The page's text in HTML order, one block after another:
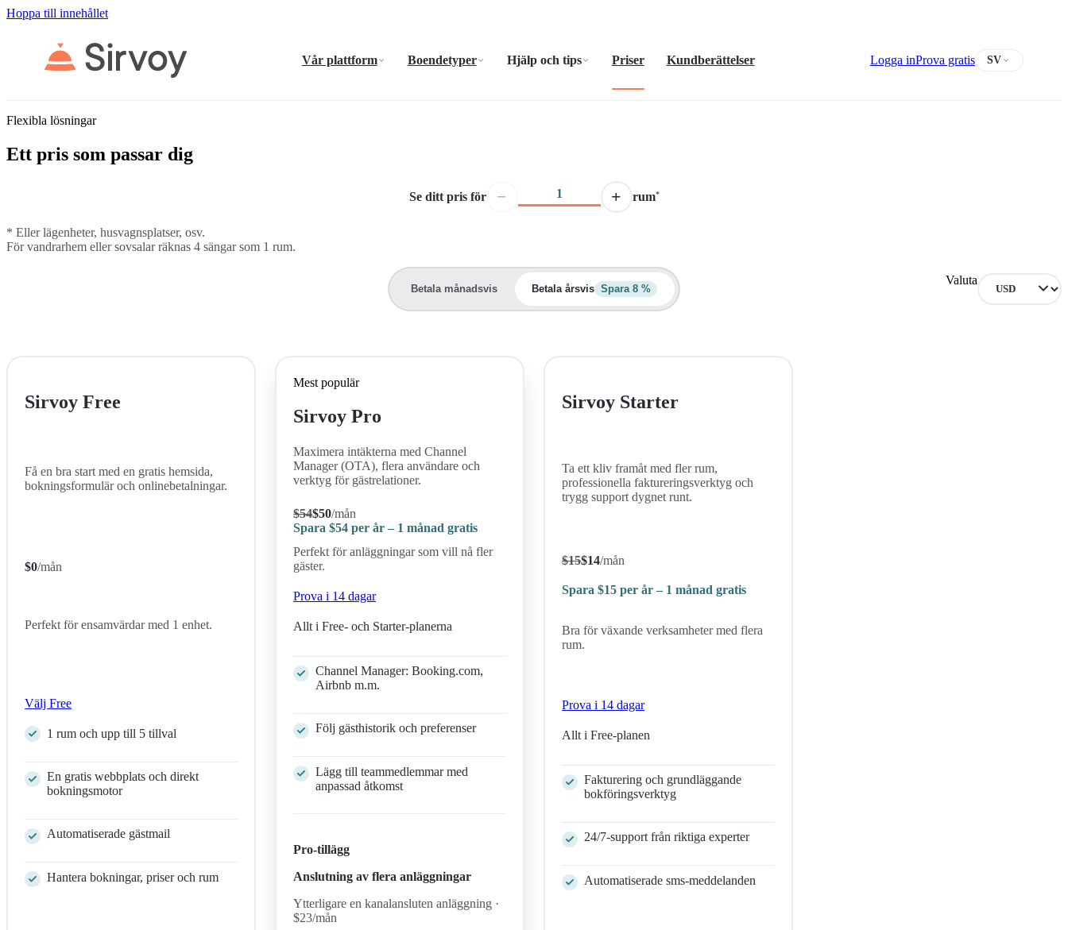
Hoppa till innehållet
Vår plattform Boendetyper Hjälp och tips Priser Kundberättelser Logga inProva gratis SV
Flexibla lösningar
Ett pris som passar dig
Se ditt pris för − + rum*
* Eller lägenheter, husvagnsplatser, osv.
För vandrarhem eller sovsalar räknas 4 sängar som 1 rum.
Betala månadsvis Betala årsvis Spara 8 %
Valuta
Sirvoy Free
Få en bra start med en gratis hemsida,
bokningsformulär och onlinebetalningar.
$0/mån
Perfekt för ensamvärdar med 1 enhet.
Välj Free
1 rum och upp till 5 tillval
En gratis webbplats och direkt
bokningsmotor
Automatiserade gästmail
Hantera bokningar, priser och rum
Mest populär
Sirvoy Pro
Maximera intäkterna med Channel
Manager (OTA), flera användare och
verktyg för gästrelationer.
$54$50/mån
Spara$54 per år – 1 månad gratis
Perfekt för anläggningar som vill nå fler
gäster.
Prova i 14 dagar
Allt i Free- och Starter-planerna
Channel Manager: Booking.com,
Airbnb m.m.
Följ gästhistorik och preferenser
Lägg till teammedlemmar med
anpassad åtkomst
Pro-tillägg
Anslutning av flera anläggningar
Ytterligare en kanalansluten anläggning ·
$23/mån
Sirvoy Starter
Ta ett kliv framåt med fler rum,
professionella faktureringsverktyg och
trygg support dygnet runt.
$15$14/mån
Spara$15 per år – 1 månad gratis
Bra för växande verksamheter med flera
rum.
Prova i 14 dagar
Allt i Free-planen
Fakturering och grundläggande
bokföringsverktyg
24/7-support från riktiga experter
Automatiserade sms-meddelanden